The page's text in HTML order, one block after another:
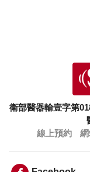
衛部醫器輸壹字第
線上預約